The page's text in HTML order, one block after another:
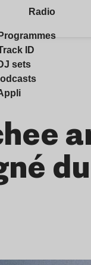
Radio
ID
sets